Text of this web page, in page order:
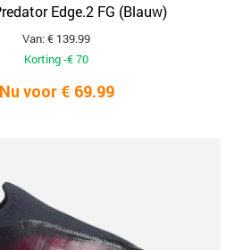
Edge.2 FG (Blauw)
Van: € 139.99
Korting -€ 70
Nu voor € 69.99